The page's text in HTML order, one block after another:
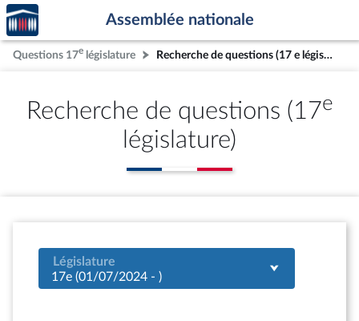
Aller au contenu
Aller en bas de la page
Accèder
à la
page
d'accueil
Assemblée nationale
Questions 17e législature Recherche de questions (17 e législature)
Recherche de questions (17e
législature)
Législature
17e (01/07/2024 - )